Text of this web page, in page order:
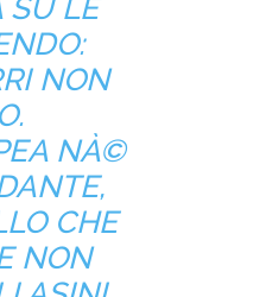
SU LE
NON
NÀ©
CHE
NON